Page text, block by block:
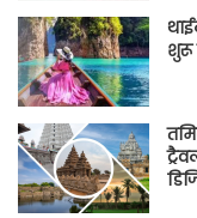
शुरू